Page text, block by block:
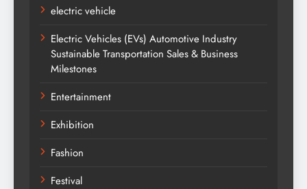
electric vehicle
Electric Vehicles (EVs) Automotive Industry
Sustainable Transportation Sales & Business
Milestones
Entertainment
Exhibition
Fashion
Festival